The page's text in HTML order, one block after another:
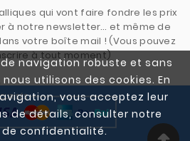
navigation robuste et sans
utilisons des cookies. En
vous acceptez leur
de détails, consulter notre
confidentialité.
qui vont faire fondre les prix
à notre newsletter… et même de
votre boîte mail ! (Vous pouvez
à tout moment)